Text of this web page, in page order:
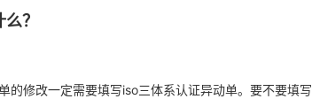
？
修改一定需要填写iso三体系认证异动单。要不要填写